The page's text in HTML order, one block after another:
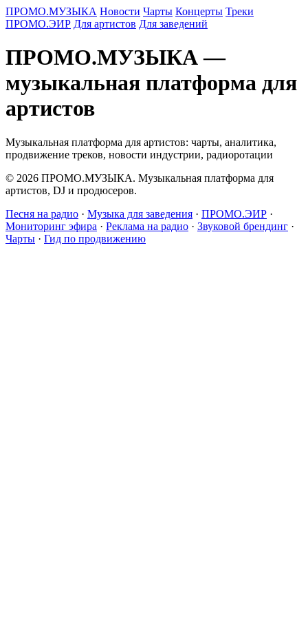
ПРОМО.МУЗЫКА Новости Чарты Концерты Треки
ПРОМО.ЭИР Для артистов Для заведений
ПРОМО.МУЗЫКА —
музыкальная платформа для
артистов
Музыкальная платформа для артистов: чарты, аналитика,
продвижение треков, новости индустрии, радиоротации
© 2026 ПРОМО.МУЗЫКА. Музыкальная платформа для
артистов, DJ и продюсеров.
Песня на радио · Музыка для заведения · ПРОМО.ЭИР ·
Мониторинг эфира · Реклама на радио · Звуковой брендинг ·
Чарты · Гид по продвижению